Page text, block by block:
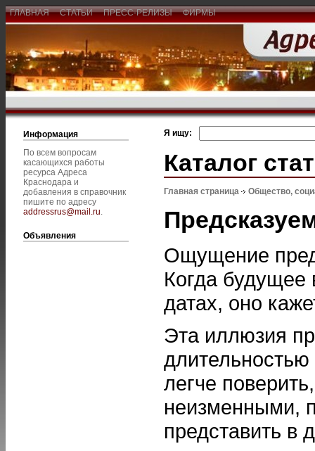
ГЛАВНАЯ СТАТЬИ ПРЕСС-РЕЛИЗЫ ФИРМЫ
Информация
По всем вопросам
касающихся работы
ресурса Адреса
Краснодара и
добавления в справочник
пишите по адресу
addressrus@mail.ru.
Объявления
Я ищу:
Каталог
Главная страница Общество,
Ощущение
Когда будущее
датах, оно
Эта иллюзия
длительностью
легче
неизменными,
представить в